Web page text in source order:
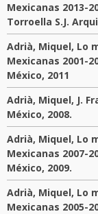
Mexicanas 2013-
Torroella S.J.
Adrià, Miquel, Lo
Mexicanas 2001-
México, 2011
Adrià, Miquel, J.
México, 2008.
Adrià, Miquel, Lo
Mexicanas 2007-
México, 2009.
Adrià, Miquel, Lo
Mexicanas 2005-